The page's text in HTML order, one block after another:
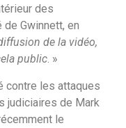
des
Gwinnett, en
de la vidéo,
public. »
contre les attaques
judiciaires de Mark
le